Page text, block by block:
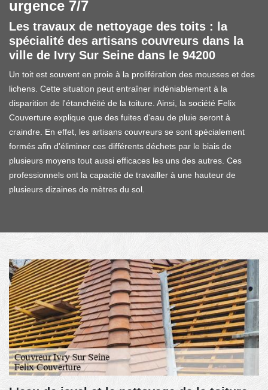
urgence 7/7
Les travaux de nettoyage des toits : la
spécialité des artisans couvreurs dans la
ville de Ivry Sur Seine dans le 94200
Un toit est souvent en proie à la prolifération des mousses et des
lichens. Cette situation peut entraîner indéniablement à la
disparition de l'étanchéité de la toiture. Ainsi, la société Felix
Couverture explique que des fuites d'eau de pluie seront à
craindre. En effet, les artisans couvreurs se sont spécialement
formés afin d'éliminer ces différents déchets par le biais de
plusieurs moyens tout aussi efficaces les uns des autres. Ces
professionnels ont la capacité de travailler à une hauteur de
plusieurs dizaines de mètres du sol.